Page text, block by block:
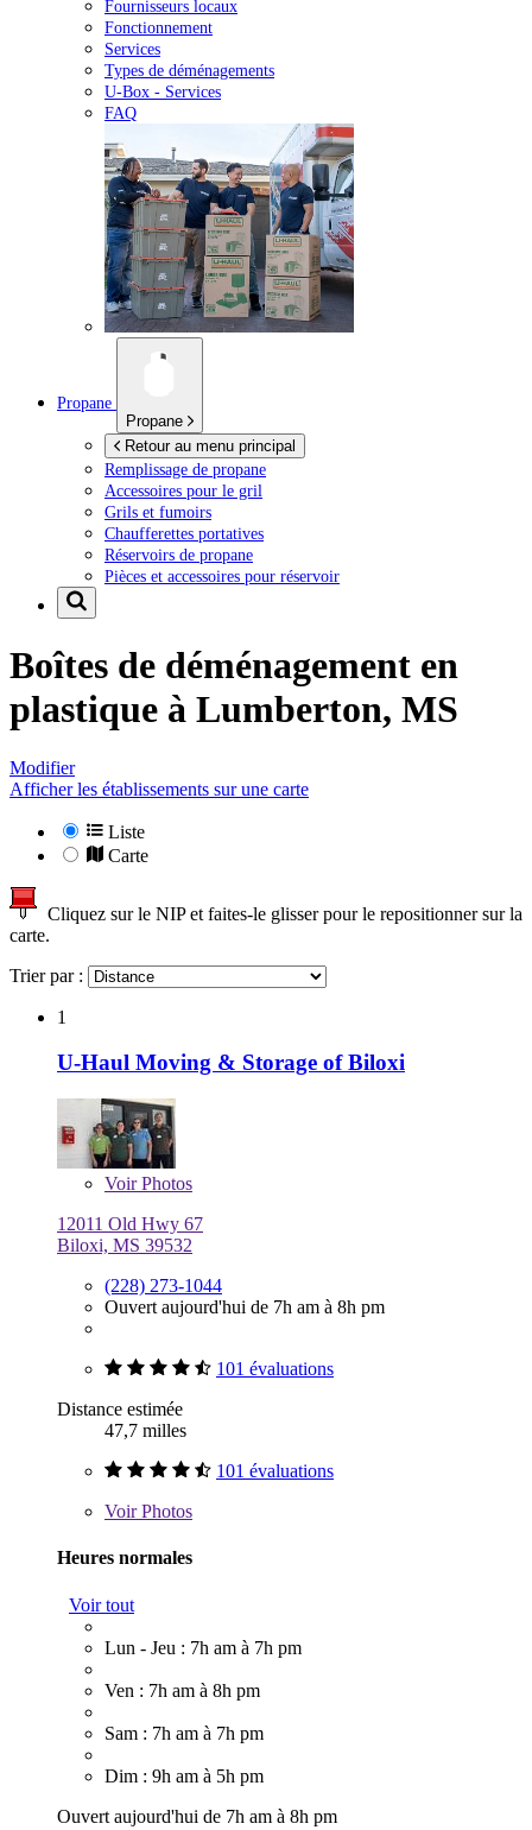
Fournisseurs locaux
Fonctionnement
Services
Types de déménagements
U-Box - Services
FAQ
Propane
Propane
Retour au menu principal
Remplissage de propane
Accessoires pour le gril
Grils et fumoirs
Chaufferettes portatives
Réservoirs de propane
Pièces et accessoires pour réservoir
Boîtes de déménagement en
plastique à Lumberton, MS
Modifier
Afficher les établissements sur une carte
Liste
Carte
Cliquez sur le NIP et faites-le glisser pour le repositionner sur la
carte.
Trier par :
1
U-Haul Moving & Storage of Biloxi
VoirPhotos
12011 Old Hwy 67
Biloxi, MS 39532
(228) 273-1044
Ouvert aujourd'hui de 7h am à 8h pm
101 évaluations
Distance estimée
47,7 milles
101 évaluations
VoirPhotos
Heures normales
Voir tout
Lun - Jeu : 7h am à 7h pm
Ven : 7h am à 8h pm
Sam : 7h am à 7h pm
Dim : 9h am à 5h pm
Ouvert aujourd'hui de 7h am à 8h pm